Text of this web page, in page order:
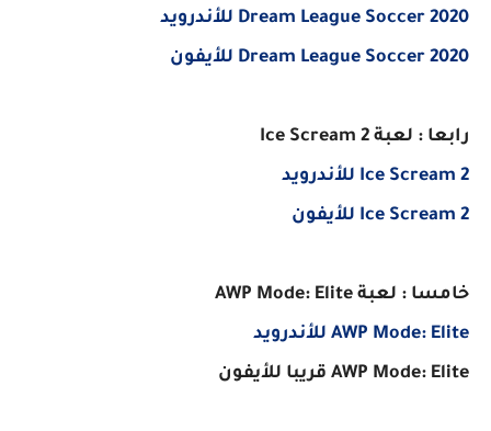
Dream League Soccer 2020 للأندرويد
Dream League Soccer 2020 للأيفون
رابعا : لعبة Ice Scream 2
Ice Scream 2 للأندرويد
Ice Scream 2 للأيفون
خامسا : لعبة AWP Mode: Elite
AWP Mode: Elite للأندرويد
AWP Mode: Elite قريبا للأيفون